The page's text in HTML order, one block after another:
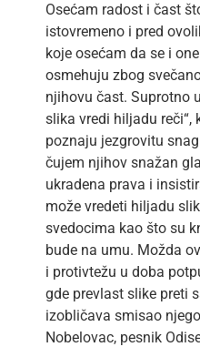
Osećam radost i čast
istovremeno i pred
koje osećam da se i
osmehuju zbog
njihovu čast. Suprotno
slika vredi hiljadu reči“,
poznaju jezgrovitu
čujem njihov snažan
ukradena prava i
može vredeti hiljadu
svedocima kao što su
bude na umu. Možda
i protivtežu u doba
gde prevlast slike preti
izobličava smisao
Nobelovac, pesnik